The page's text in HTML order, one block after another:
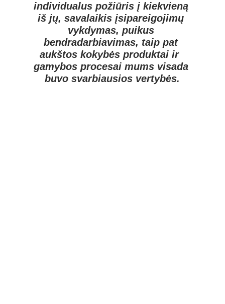
individualus požiūris į kiekvieną
iš jų, savalaikis įsipareigojimų
vykdymas, puikus
bendradarbiavimas, taip pat
aukštos kokybės produktai ir
gamybos procesai mums visada
buvo svarbiausios vertybės.